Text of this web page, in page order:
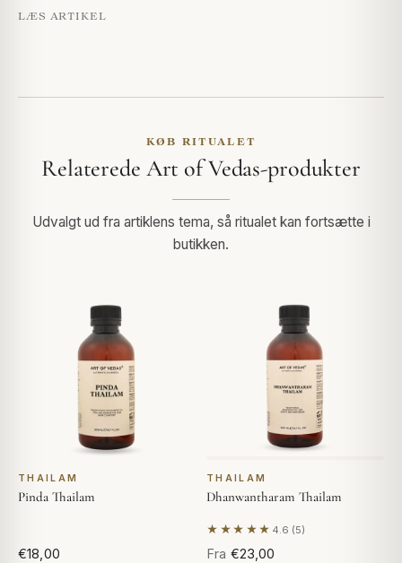
LÆS ARTIKEL
KØB RITUALET
Relaterede Art of Vedas-produkter
Udvalgt ud fra artiklens tema, så ritualet kan fortsætte i
butikken.
THAILAM
Pinda Thailam
€18,00
THAILAM
Dhanwantharam Thailam
★★★★★ 4.6 (5)
Baseret på 5 anmeldelser
Fra €23,00